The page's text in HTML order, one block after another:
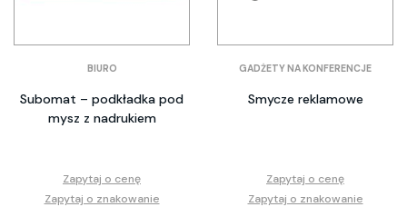
BIURO
Subomat – podkładka pod
mysz z nadrukiem
Zapytaj o cenę
Zapytaj o znakowanie
GADŻETY NA KONFERENCJE
Smycze reklamowe
Zapytaj o cenę
Zapytaj o znakowanie